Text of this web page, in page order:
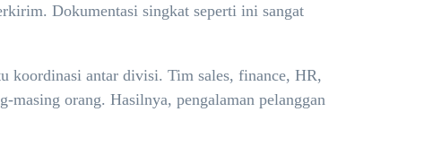
Dokumentasi singkat seperti ini sangat
koordinasi antar divisi. Tim sales, finance, HR,
masing orang. Hasilnya, pengalaman pelanggan